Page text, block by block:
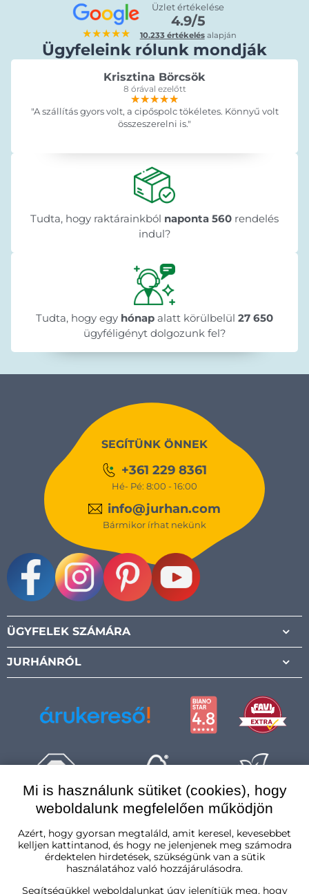
★★★★★
Üzlet értékelése
4.9/5
10.233 értékelésalapján
Ügyfeleink rólunk mondják
Krisztina Börcsök
8 órával ezelőtt
★★★★★
★★★★★
★★★★★
"A szállítás gyors volt, a cipőspolc tökéletes. Könnyű volt
összeszerelni is."
Tudta, hogy raktárainkból naponta 560 rendelés
indul?
Tudta, hogy egy hónap alatt körülbelül 27 650
ügyféligényt dolgozunk fel?
SEGÍTÜNK ÖNNEK
+361 229 8361
Hé- Pé: 8:00 - 16:00
info@jurhan.com
Bármikor írhat nekünk
ÜGYFELEK SZÁMÁRA
JURHÁNRÓL
Mi is használunk sütiket (cookies), hogy
weboldalunk megfelelően működjön
Azért, hogy gyorsan megtaláld, amit keresel, kevesebbet
kelljen kattintanod, és hogy ne jelenjenek meg számodra
érdektelen hirdetések, szükségünk van a sütik
használatához való hozzájárulásodra.
Segítségükkel weboldalunkat úgy jelenítjük meg, hogy